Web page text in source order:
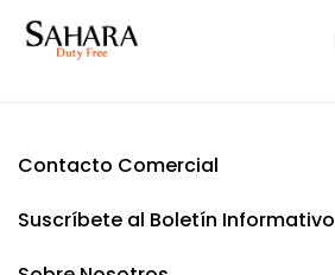
Contacto Comercial
Suscríbete al Boletín Informativo